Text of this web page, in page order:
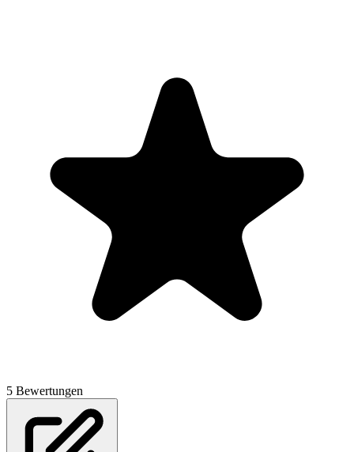
5 Bewertungen